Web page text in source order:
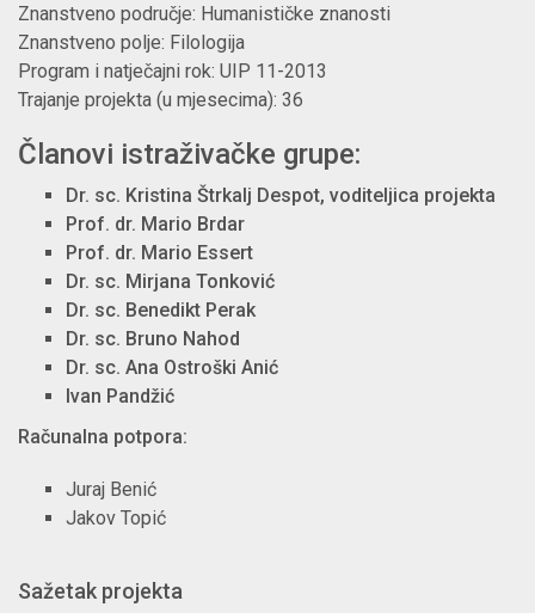
Znanstveno područje: Humanističke znanosti
Znanstveno polje: Filologija
Program i natječajni rok: UIP 11-2013
Trajanje projekta (u mjesecima): 36
Članovi istraživačke grupe:
Dr. sc. Kristina Štrkalj Despot, voditeljica projekta
Prof. dr. Mario Brdar
Prof. dr. Mario Essert
Dr. sc. Mirjana Tonković
Dr. sc. Benedikt Perak
Dr. sc. Bruno Nahod
Dr. sc. Ana Ostroški Anić
Ivan Pandžić
Računalna potpora:
Juraj Benić
Jakov Topić
Sažetak projekta